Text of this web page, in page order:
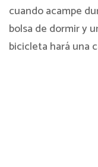
cuando acampe
bolsa de dormir y
bicicleta hará una